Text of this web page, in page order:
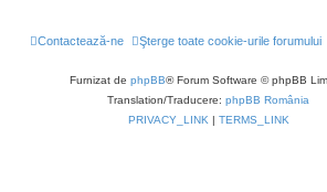
Şterge toate cookie-urile forumului
Contactează-ne
Furnizat de phpBB® Forum Software © phpBB
Translation/Traducere: phpBB România
PRIVACY_LINK | TERMS_LINK